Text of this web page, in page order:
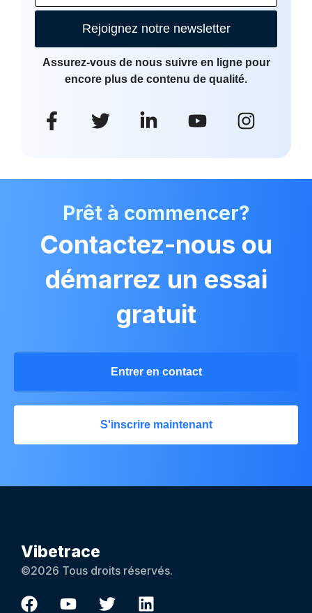
Rejoignez notre newsletter
Assurez-vous de nous suivre en ligne pour
encore plus de contenu de qualité.
Prêt à commencer?
Contactez-nous ou
démarrez un essai
gratuit
Entrer en contact
S'inscrire maintenant
Vibetrace
©2026 Tous droits réservés.